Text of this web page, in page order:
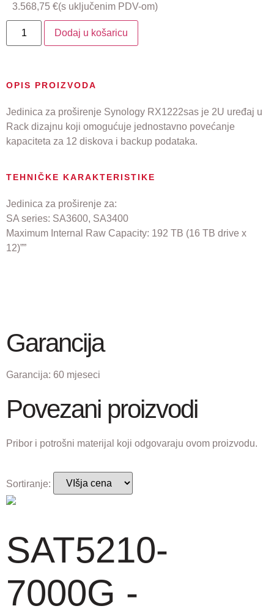
3.568,75 €(s uključenim PDV-om)
Dodaj u košaricu
OPIS PROIZVODA
Jedinica za proširenje Synology RX1222sas je 2U uređaj u
Rack dizajnu koji omogućuje jednostavno povećanje
kapaciteta za 12 diskova i backup podataka.
TEHNIČKE KARAKTERISTIKE
Jedinica za proširenje za:
SA series: SA3600, SA3400
Maximum Internal Raw Capacity: 192 TB (16 TB drive x
12)””
Garancija
Garancija: 60 mjeseci
Povezani proizvodi
Pribor i potrošni materijal koji odgovaraju ovom proizvodu.
Sortiranje:
SAT5210-
7000G -